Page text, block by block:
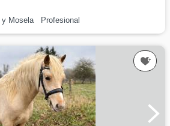
y Mosela Profesional